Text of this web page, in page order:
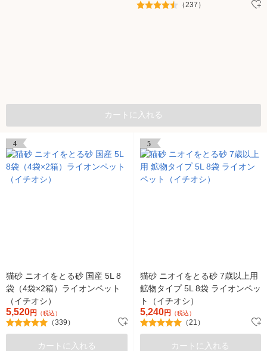
（237）
カートに入れる
4
猫砂 ニオイをとる砂 国産 5L 8
袋（4袋×2箱）ライオンペット
（イチオシ）
5,520円 （税込）
（339）
カートに入れる
5
猫砂 ニオイをとる砂 7歳以上用
鉱物タイプ 5L 8袋 ライオンペッ
ト（イチオシ）
5,240円 （税込）
（21）
カートに入れる